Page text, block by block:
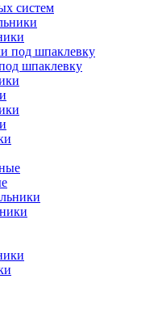
систем
шпаклевку